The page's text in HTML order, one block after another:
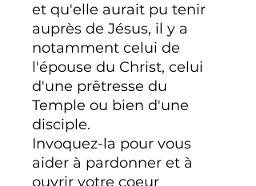
et qu'elle aurait pu tenir
auprès de Jésus, il y a
notamment celui de
l'épouse du Christ, celui
d'une prêtresse du
Temple ou bien d'une
disciple.
Invoquez-la pour vous
aider à pardonner et à
ouvrir votre coeur